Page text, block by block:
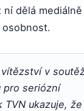
dělá mediálně
vítězství v
pro seriózní
ukazuje, že